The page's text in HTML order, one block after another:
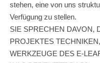
stehen, eine von uns
Verfügung zu stellen.
SIE SPRECHEN DAVON,
PROJEKTES
WERKZEUGE DES E-